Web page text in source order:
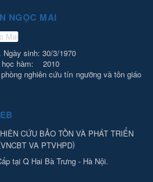
NGỌC MAI
sinh: 30/3/1970
học hàm: 2010
nghiên cứu tín ngưỡng và tôn giáo
CỨU BẢO TỒN VÀ PHÁT TRIỂN
VNCBT VA PTVHPD)
tại Q Hai Bà Trưng - Hà Nội.